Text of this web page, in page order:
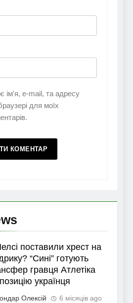
ім'я, e-mail, та адресу
для моїх
поставили хрест на
“Сині” готують
гравця Атлетіка
українця
Олексій 6 місяців ago